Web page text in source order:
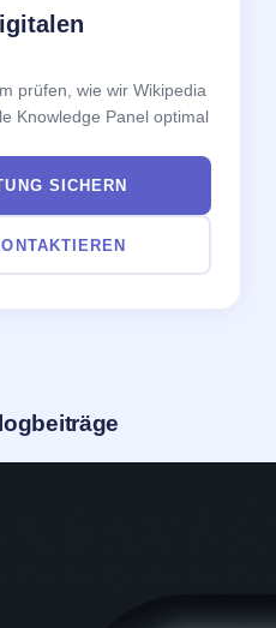
prüfen, wie wir Wikipedia
Knowledge Panel optimal
SICHERN